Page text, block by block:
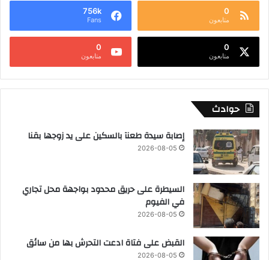
0
متابعون
756k
Fans
0
متابعون
0
متابعون
حوادث
إصابة سيدة طعنآ بالسكين على يد زوجها بقنا
2026-08-05
السيطرة على حريق محدود بواجهة محل تجاري
في الفيوم
2026-08-05
القبض على فتاة ادعت التحرش بها من سائق
2026-08-05